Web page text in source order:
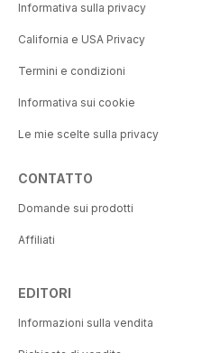
Informativa sulla privacy
California e USA Privacy
Termini e condizioni
Informativa sui cookie
Le mie scelte sulla privacy
CONTATTO
Domande sui prodotti
Affiliati
EDITORI
Informazioni sulla vendita